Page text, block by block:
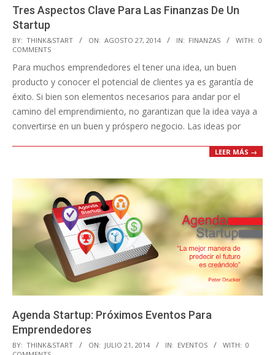
Tres Aspectos Clave Para Las Finanzas De Un
Startup
2014-
08-
27
BY: THINK&START ON: AGOSTO 27, 2014 IN: FINANZAS WITH: 0
COMMENTS
Para muchos emprendedores el tener una idea, un buen
producto y conocer el potencial de clientes ya es garantía de
éxito. Si bien son elementos necesarios para andar por el
camino del emprendimiento, no garantizan que la idea vaya a
convertirse en un buen y próspero negocio. Las ideas por
LEER MÁS →
Agenda Startup: Próximos Eventos Para
Emprendedores
2014-
BY: THINK&START ON: JULIO 21, 2014 IN: EVENTOS WITH: 0